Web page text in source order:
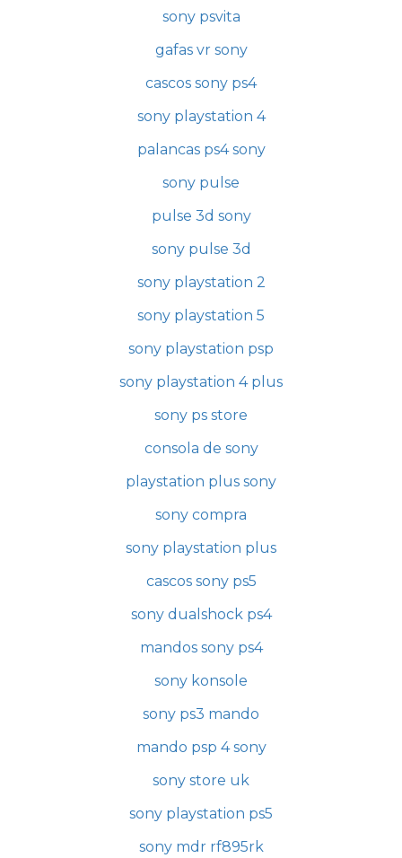
sony psvita
gafas vr sony
cascos sony ps4
sony playstation 4
palancas ps4 sony
sony pulse
pulse 3d sony
sony pulse 3d
sony playstation 2
sony playstation 5
sony playstation psp
sony playstation 4 plus
sony ps store
consola de sony
playstation plus sony
sony compra
sony playstation plus
cascos sony ps5
sony dualshock ps4
mandos sony ps4
sony konsole
sony ps3 mando
mando psp 4 sony
sony store uk
sony playstation ps5
sony mdr rf895rk